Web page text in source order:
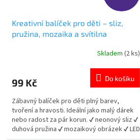
Kreativní balíček pro děti – sliz,
pružina, mozaika a svítilna
je
z
5
hvězdiček.
Skladem (2 ks)
99 Kč Do košíku
Zábavný balíček pro děti plný barev,
tvoření a hravosti. Ideální jako malý dárek
nebo radost za pár korun. ✔ neonový sliz ✔
duhová pružina ✔ mozaikový obrázek ✔ LED